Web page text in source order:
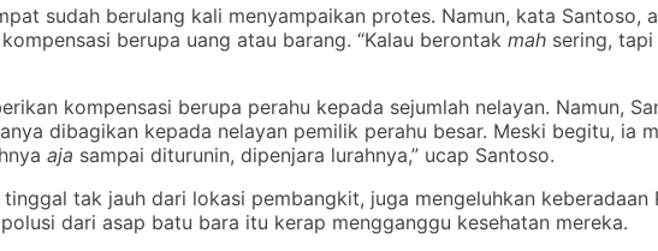
sudah berulang kali menyampaikan protes. Namun, kata Santoso,
berupa uang atau barang. “Kalau berontak mah sering,
kompensasi berupa perahu kepada sejumlah nelayan. Namun,
dibagikan kepada nelayan pemilik perahu besar. Meski begitu, ia
aja sampai diturunin, dipenjara lurahnya,” ucap Santoso.
tak jauh dari lokasi pembangkit, juga mengeluhkan keberadaan
dari asap batu bara itu kerap mengganggu kesehatan mereka.